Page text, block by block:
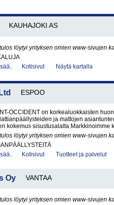
KAUHAJOKI AS
löytyi yrityksen omien www-sivujen
Kotisivut Näytä kartalla
ESPOO
OCCIDENT on korkealuokkaisten
ja mattojen
kokemus sisustusalalta Markkinoimme
löytyi yrityksen omien www-sivujen
Kotisivut Tuotteet ja palvelut
Oy VANTAA
löytyi yrityksen omien www-sivujen